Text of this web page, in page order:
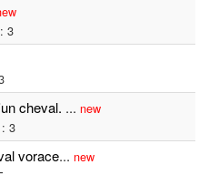
3
cheval. ... new
3
vorace... new